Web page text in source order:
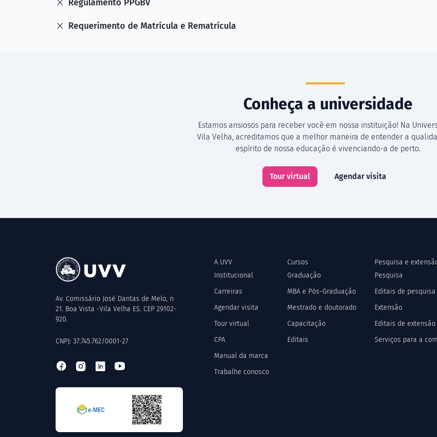
Regulamento PPGBV
Requerimento de Matrícula e Rematrícula
Conheça a universidade
Estamos ansiosos para receber você em nossa instituição! Na
Vila Velha, acreditamos que a melhor maneira de entender a
espírito de nossa educação é vivenciando-a de perto.
Tour virtual Agendar visita
Av. Comissário José Dantas de Melo, n
21. Boa Vista -Vila Velha ES. CEP 29102-
920.
CNPJ: 37.745.762/0001-27
A UVV
Institucional
Carreiras
Agendar visita
Tour virtual
CPA
Manual da marca
Trabalhe conosco
Cursos
Graduação
MBA e Pós-Graduação
Mestrado e doutorado
Capacitação
Editais
Pesquisa e
Pesquisa
Editais de pesquisa
Extensão
Editais de extensão
Serviços para a